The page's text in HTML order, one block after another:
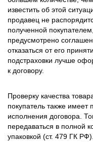
известить об этой
продавец не
полученной
предусмотрено
отказаться от его
подстраховки лучше
к договору.
Проверку качества
покупатель также имеет
исполнения договора.
передаваться в полной
упаковкой (ст. 479 ГК